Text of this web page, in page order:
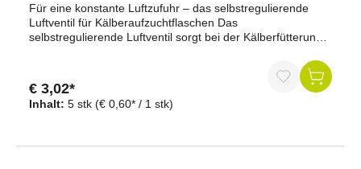
Für eine konstante Luftzufuhr – das selbstregulierende
Luftventil für Kälberaufzuchtflaschen Das
selbstregulierende Luftventil sorgt bei der Kälberfütterung
130019 reguliert es zuverlässig den Druckausgleich – für
ein natürliches Saugverhalten und weniger Stress für das
Kalb.Vorteile auf einen Blick:Stellt eine gleichmäßige
Inhalt: 5 stk (€ 0,60* / 1 stk)
€ 3,02*